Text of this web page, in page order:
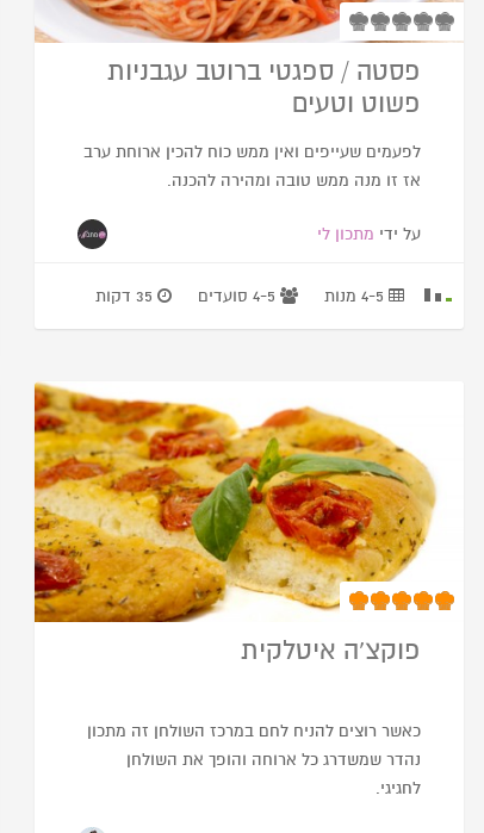
פסטה / ספגטי ברוטב עגבניות
פשוט וטעים
לפעמים שעייפים ואין ממש כוח להכין ארוחת ערב
אז זו מנה ממש טובה ומהירה להכנה.
על ידי מתכון לי
פוקצ’ה איטלקית
כאשר רוצים להניח לחם במרכז השולחן זה מתכון
נהדר שמשדרג כל ארוחה והופך את השולחן
לחגיגי.